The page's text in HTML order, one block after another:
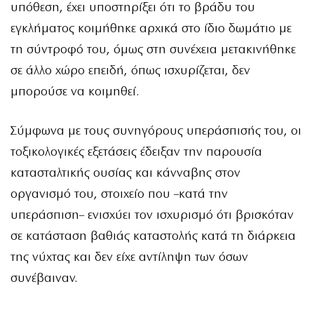
υπόθεση, έχει υποστηρίξει ότι το βράδυ του
εγκλήματος κοιμήθηκε αρχικά στο ίδιο δωμάτιο με
τη σύντροφό του, όμως στη συνέχεια μετακινήθηκε
σε άλλο χώρο επειδή, όπως ισχυρίζεται, δεν
μπορούσε να κοιμηθεί.
Σύμφωνα με τους συνηγόρους υπεράσπισής του, οι
τοξικολογικές εξετάσεις έδειξαν την παρουσία
κατασταλτικής ουσίας και κάνναβης στον
οργανισμό του, στοιχείο που –κατά την
υπεράσπιση– ενισχύει τον ισχυρισμό ότι βρισκόταν
σε κατάσταση βαθιάς καταστολής κατά τη διάρκεια
της νύχτας και δεν είχε αντίληψη των όσων
συνέβαιναν.